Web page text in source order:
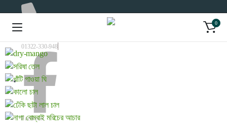
01322-330-948
Facebook
0